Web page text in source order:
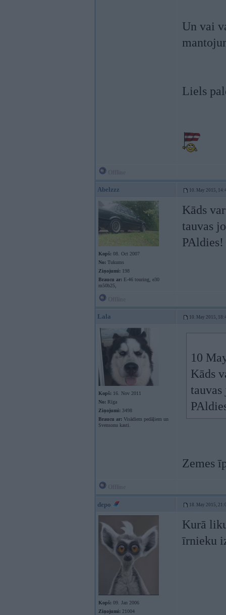
Un vai
Liels
Abelzzz 10. May 2015,
Kopš: 08. Oct 2007
No: Tukums
Ziņojumi: 198
Braucu ar: E-46 touring, e30
m50b25,
Kāds
tauvas
PAldies!
Lala 10. May 2015,
Kopš: 16. Nov 2011
No: Rīga
Ziņojumi: 3498
Braucu ar: Visādiem pedāļiem un
Svensonu kasti.
10
Kāds
Zemes
depo 18. May 2015,
Kopš: 09. Jan 2006
Ziņojumi: 21004
Kurā
īrnieku